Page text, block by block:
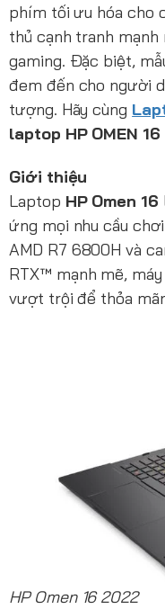
phím tối ưu hóa cho
thủ cạnh tranh
gaming. Đặc biệt,
đem đến cho người
tượng. Hãy cùng
laptop HP OMEN
Giới thiệu
Laptop HP Omen 16
ứng mọi nhu cầu
AMD R7 6800H và
RTX™ mạnh mẽ,
vượt trội để thỏa
HP Omen 16 2022